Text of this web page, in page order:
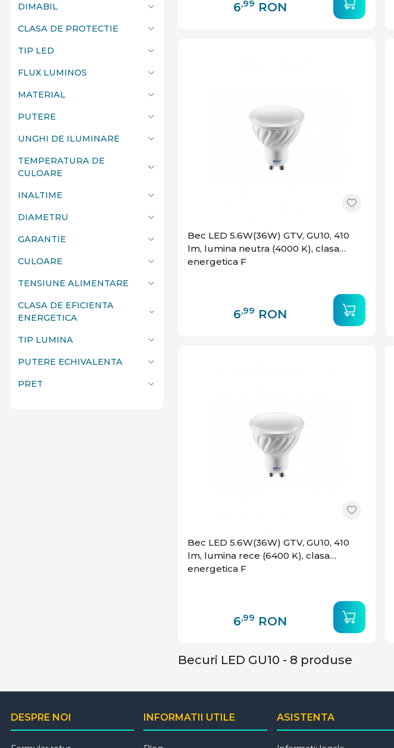
DIMABIL
CLASA DE PROTECTIE
TIP LED
FLUX LUMINOS
MATERIAL
PUTERE
UNGHI DE ILUMINARE
TEMPERATURA DE
CULOARE
INALTIME
DIAMETRU
GARANTIE
CULOARE
TENSIUNE ALIMENTARE
CLASA DE EFICIENTA
ENERGETICA
TIP LUMINA
PUTERE ECHIVALENTA
PRET
6,99 RON
Bec LED 5.6W(36W) GTV, GU10, 410
lm, lumina neutra (4000 K), clasa
energetica F
6,99 RON
Bec LED 5.6W(36W) GTV, GU10, 410
lm, lumina rece (6400 K), clasa
energetica F
6,99 RON
Becuri LED GU10 - 8 produse
DESPRE NOI INFORMATII UTILE ASISTENTA